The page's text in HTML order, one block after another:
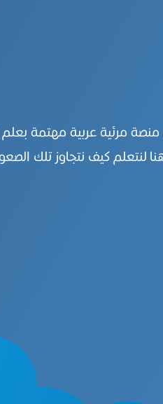
منصة مرئية عربية مهتمة
لنتعلم كيف نتجاوز تلك